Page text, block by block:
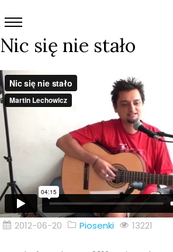
Nic się nie stało
2012-06-20 Piosenki 13221